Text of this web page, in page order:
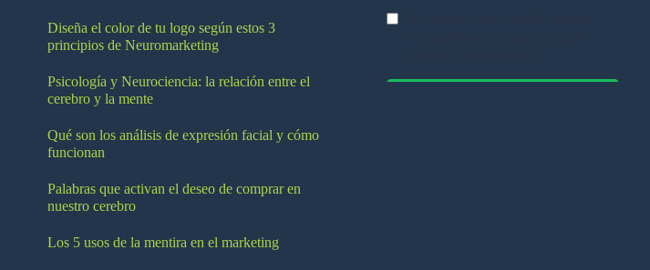
Diseña el color de tu logo según estos 3
principios de Neuromarketing
Psicología y Neurociencia: la relación entre el
cerebro y la mente
Qué son los análisis de expresión facial y cómo
funcionan
Palabras que activan el deseo de comprar en
nuestro cerebro
Los 5 usos de la mentira en el marketing